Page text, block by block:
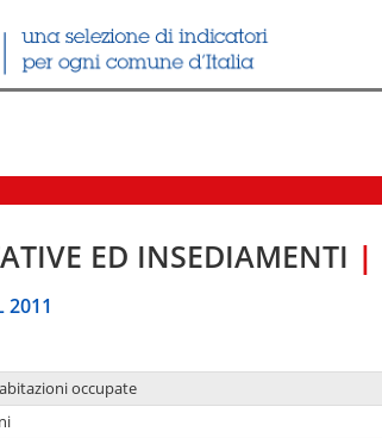
ED INSEDIAMENTI |
2011
occupate